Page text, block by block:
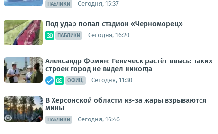
ПАБЛИКИ Сегодня, 15:37
Под удар попал стадион «Черноморец»
ПАБЛИКИ Сегодня, 16:20
Александр Фомин: Геническ растёт ввысь: таких
строек город не видел никогда
ОФИЦ. Сегодня, 11:30
В Херсонской области из-за жары взрываются
мины
ПАБЛИКИ Сегодня, 16:46